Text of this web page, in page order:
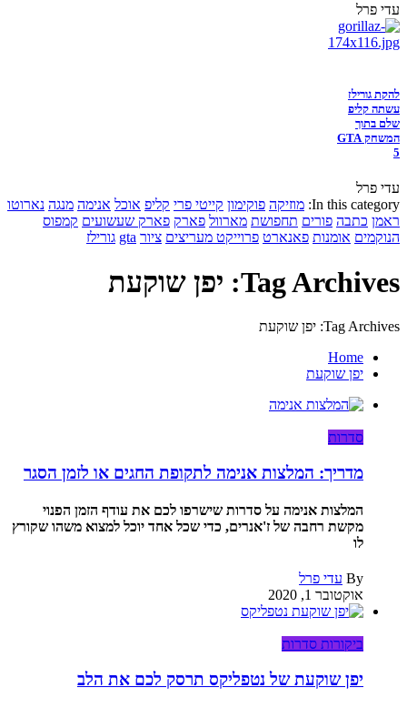
עדי פרל
להקת גורילז
עשתה קליפ
שלם בתוך
המשחק GTA
5
עדי פרל
In this category: מוזיקה פוקימון קייטי פרי קליפ אוכל אנימה מנגה נארוטו
ראמן כתבה פורים תחפושת מארוול פארק פארק שעשועים קמפוס
הנוקמים אומנות פאנארט פרוייקט מעריצים ציור gta גורילז
Tag Archives: יפן שוקעת
Tag Archives: יפן שוקעת
Home
יפן שוקעת
סדרות
מדריך: המלצות אנימה לתקופת החגים או לזמן הסגר
המלצות אנימה על סדרות שישרפו לכם את עודף הזמן הפנוי
מקשת רחבה של ז'אנרים, כדי שכל אחד יוכל למצוא משהו שקורץ
לו
By עדי פרל
אוקטובר 1, 2020
ביקורות סדרות
יפן שוקעת של נטפליקס תרסק לכם את הלב